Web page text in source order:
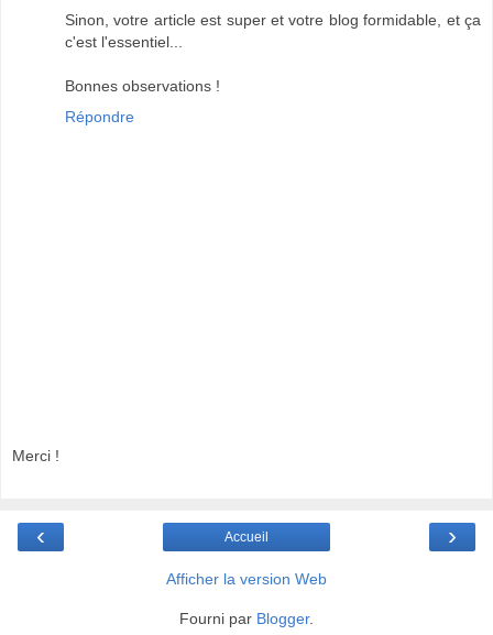
Sinon, votre article est super et votre blog formidable, et ça
c'est l'essentiel...
Bonnes observations !
Répondre
Merci !
‹ ›
Accueil
Afficher la version Web
Fourni par Blogger.